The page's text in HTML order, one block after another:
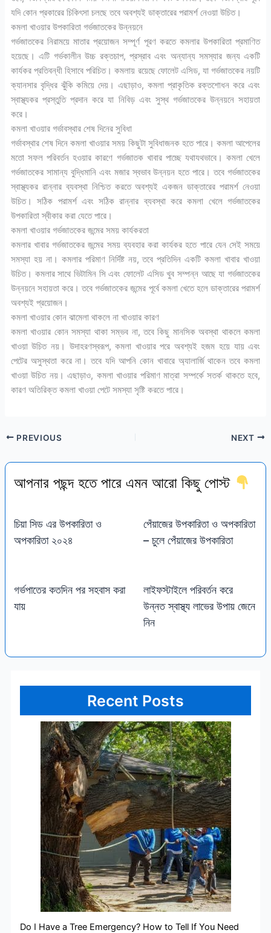
যদি কোন প্রকারের চিকিৎসা চলছে তবে অবশ্যই ডাক্তারের পরামর্শ নেওয়া উচিত।
কমলা খাওয়ার উপকারিতা গর্ভজাতকের উন্নয়নে
গর্ভজাতকের নিরাময়ে মাতার প্রয়োজন সম্পূর্ণ পূরণ করতে কমলার উপকারিতা প্রমাণিত
হয়েছে। এটি গর্ভকালীন উচ্চ রক্তচাপ, প্রস্রাব এবং অন্যান্য সমস্যার জন্য একটি
কার্যকর প্রতিবন্ধী হিসাবে পরিচিত। কমলায় রয়েছে ফোলেট এসিড, যা গর্ভজাতকের নয়টি
ক্যানসার বৃদ্ধির ঝুঁকি কমিয়ে দেয়। এছাড়াও, কমলা প্রাকৃতিক রক্তশোধন করে এবং
স্বাস্থ্যকর প্রস্তুতি প্রদান করে যা নিবিড় এবং সুস্থ গর্ভজাতকের উন্নয়নে সহায়তা
করে।
কমলা খাওয়ার গর্ভাবস্থার শেষ দিনের সুবিধা
গর্ভাবস্থার শেষ দিনে কমলা খাওয়ার সময় কিছুটা সুবিধাজনক হতে পারে। কমলা আপেলের
মতো সফল পরিবর্তন হওয়ার কারণে গর্ভজাতক খাবার পাচ্ছে যথাযথভাবে। কমলা খেলে
গর্ভজাতকের সামান্য বুদ্ধিমানি এবং মজার স্বভাব উন্নয়ন হতে পারে। তবে গর্ভজাতকের
স্বাস্থ্যকর রান্নার ব্যবস্থা নিশ্চিত করতে অবশ্যই একজন ডাক্তারের পরামর্শ নেওয়া
উচিত। সঠিক পরামর্শ এবং সঠিক রান্নার ব্যবস্থা করে কমলা খেলে গর্ভজাতকের
উপকারিতা স্বীকার করা যেতে পারে।
কমলা খাওয়ার গর্ভজাতকের জন্মের সময় কার্যকরতা
কমলার খাবার গর্ভজাতকের জন্মের সময় ব্যবহার করা কার্যকর হতে পারে যেন সেই সময়ে
সমস্যা হয় না। কমলার পরিমাণ নির্দিষ্ট নয়, তবে প্রতিদিন একটি কমলা খাবার খাওয়া
উচিত। কমলার সাথে ভিটামিন সি এবং ফোলেট এসিড খুব সম্পন্ন আছে যা গর্ভজাতকের
উন্নয়নে সহায়তা করে। তবে গর্ভজাতকের জন্মের পূর্বে কমলা খেতে হলে ডাক্তারের পরামর্শ
অবশ্যই প্রয়োজন।
কমলা খাওয়ার কোন ঝামেলা থাকলে না খাওয়ার কারণ
কমলা খাওয়ার কোন সমস্যা থাকা সম্ভব না, তবে কিছু মানসিক অবস্থা থাকলে কমলা
খাওয়া উচিত নয়। উদাহরণস্বরূপ, কমলা খাওয়ার পরে অবশ্যই হজম হয়ে যায় এবং
পেটের অসুস্থতা করে না। তবে যদি আপনি কোন খাবারে অ্যালার্জি থাকেন তবে কমলা
খাওয়া উচিত নয়। এছাড়াও, কমলা খাওয়ার পরিমাণ মাত্রা সম্পর্কে সতর্ক থাকতে হবে,
কারণ অতিরিক্ত কমলা খাওয়া পেটে সমস্যা সৃষ্টি করতে পারে।
PREVIOUS NEXT
আপনার পছন্দ হতে পারে এমন আরো কিছু পোস্ট
চিয়া সিড এর উপকারিতা ও
অপকারিতা ২০২৪
পেঁয়াজের উপকারিতা ও অপকারিতা
– চুলে পেঁয়াজের উপকারিতা
গর্ভপাতের কতদিন পর সহবাস করা
যায়
লাইফস্টাইলে পরিবর্তন করে
উন্নত স্বাস্থ্য লাভের উপায় জেনে
নিন
Recent Posts
Do I Have a Tree Emergency? How to Tell If You Need